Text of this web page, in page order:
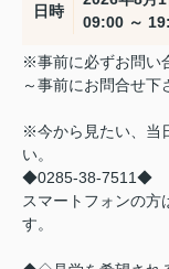
日時
09:00 ～
※事前に必ずお問い
～事前にお問合せ下
※今から見たい、当
い。
◆0285-38-7511◆
スマートフォンの方
す。